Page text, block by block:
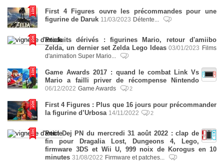
First 4 Figures ouvre les précommandes pour une
figurine de Daruk 11/03/2023 Détente...
Produits dérivés : figurines Mario, retour d'amiibo
Zelda, un dernier set Zelda Lego Ideas 03/01/2023 Films
d'animation Super Mario...
Game Awards 2017 : quand le combat Link Vs
Mario a failli priver de récompense Nintendo
06/12/2022 Game Awards 2
First 4 Figures : Plus que 16 jours pour précommander
la figurine d’Urbosa 14/11/2022 2
Petit Dej PN du mercredi 31 août 2022 : clap de
fin pour Dragalia Lost, Dungeons 4, Lego,
firmware 3DS et Wii U, 999 noix de Korogus en 10
minutes 31/08/2022 Firmware et patches...